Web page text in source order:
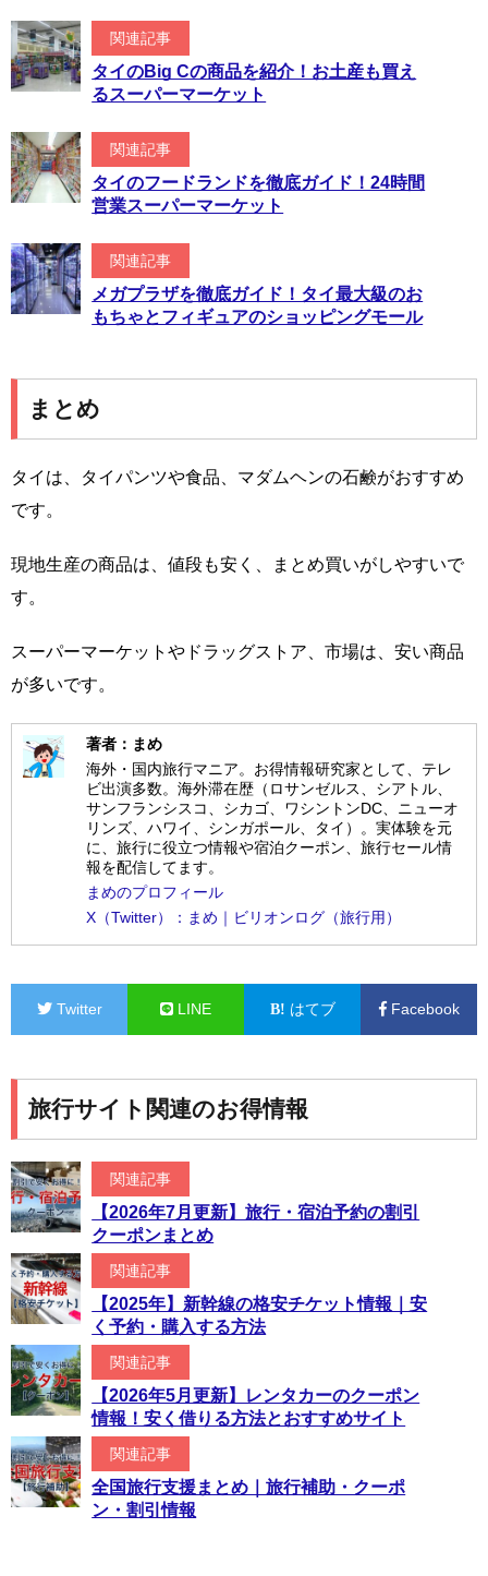
関連記事
タイのBig Cの商品を紹介！お土産も買え
るスーパーマーケット
関連記事
タイのフードランドを徹底ガイド！24時間
営業スーパーマーケット
関連記事
メガプラザを徹底ガイド！タイ最大級のお
もちゃとフィギュアのショッピングモール
まとめ
タイは、タイパンツや食品、マダムヘンの石鹸がおすすめ
です。
現地生産の商品は、値段も安く、まとめ買いがしやすいで
す。
スーパーマーケットやドラッグストア、市場は、安い商品
が多いです。
著者：まめ
海外・国内旅行マニア。お得情報研究家として、テレ
ビ出演多数。海外滞在歴（ロサンゼルス、シアトル、
サンフランシスコ、シカゴ、ワシントンDC、ニューオ
リンズ、ハワイ、シンガポール、タイ）。実体験を元
に、旅行に役立つ情報や宿泊クーポン、旅行セール情
報を配信してます。
まめのプロフィール
X（Twitter）：まめ｜ビリオンログ（旅行用）
Twitter LINE はてブ Facebook
旅行サイト関連のお得情報
関連記事
【2026年7月更新】旅行・宿泊予約の割引
クーポンまとめ
関連記事
【2025年】新幹線の格安チケット情報｜安
く予約・購入する方法
関連記事
【2026年5月更新】レンタカーのクーポン
情報！安く借りる方法とおすすめサイト
関連記事
全国旅行支援まとめ｜旅行補助・クーポ
ン・割引情報